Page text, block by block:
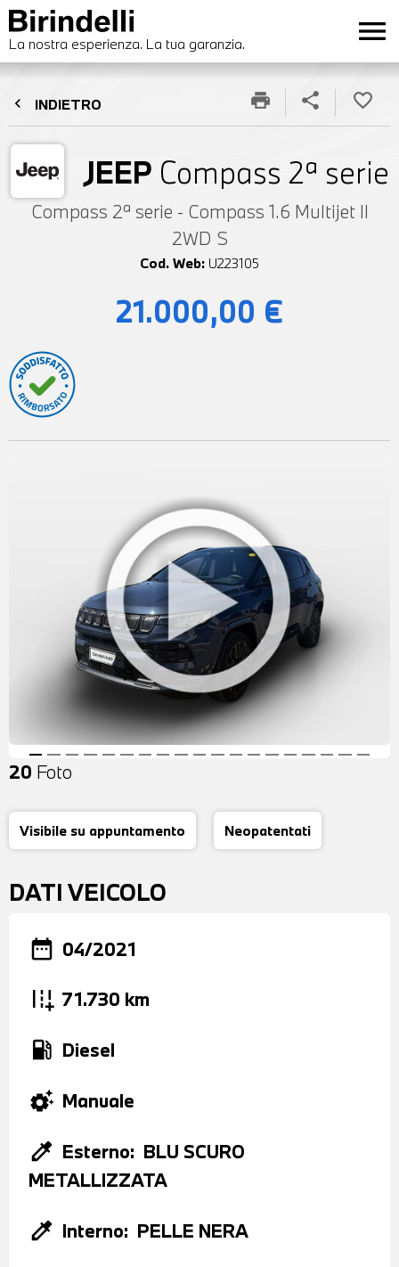
La nostra esperienza. La tua garanzia. menu
chevron_left INDIETRO
JEEP Compass 2ª serie
Compass 2ª serie - Compass 1.6 Multijet II
2WD S
Cod. Web: U223105
print share favorite_border
21.000,00 €
20 Foto
Visibile su appuntamento Neopatentati
DATI VEICOLO
date_range 04/2021
add_road 71.730 km
local_gas_station Diesel
settings_suggest Manuale
colorize Esterno: BLU SCURO
METALLIZZATA
colorize Interno: PELLE NERA